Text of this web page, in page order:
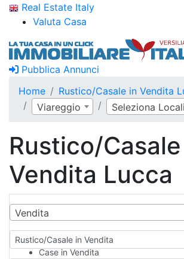
Real Estate Italy
Valuta Casa
Pubblica Annunci
Home
Rustico/Casale in Vendita
Viareggio
Seleziona
Rustico/
Vendita Lucca
Vendita
Rustico/Casale in Vendita
Case in Vendita